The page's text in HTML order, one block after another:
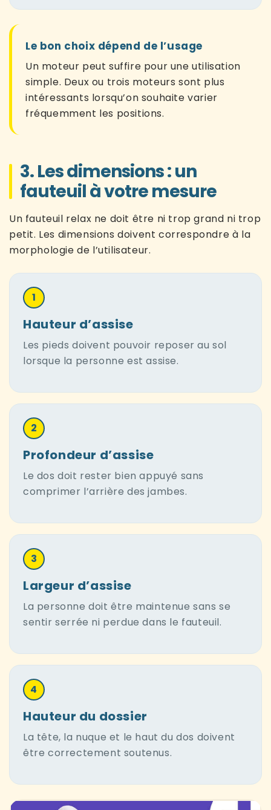
Le bon choix dépend de l’usage
Un moteur peut suffire pour une utilisation
simple. Deux ou trois moteurs sont plus
intéressants lorsqu’on souhaite varier
fréquemment les positions.
3. Les dimensions : un
fauteuil à votre mesure
Un fauteuil relax ne doit être ni trop grand ni trop
petit. Les dimensions doivent correspondre à la
morphologie de l’utilisateur.
1
Hauteur d’assise
Les pieds doivent pouvoir reposer au sol
lorsque la personne est assise.
2
Profondeur d’assise
Le dos doit rester bien appuyé sans
comprimer l’arrière des jambes.
3
Largeur d’assise
La personne doit être maintenue sans se
sentir serrée ni perdue dans le fauteuil.
4
Hauteur du dossier
La tête, la nuque et le haut du dos doivent
être correctement soutenus.